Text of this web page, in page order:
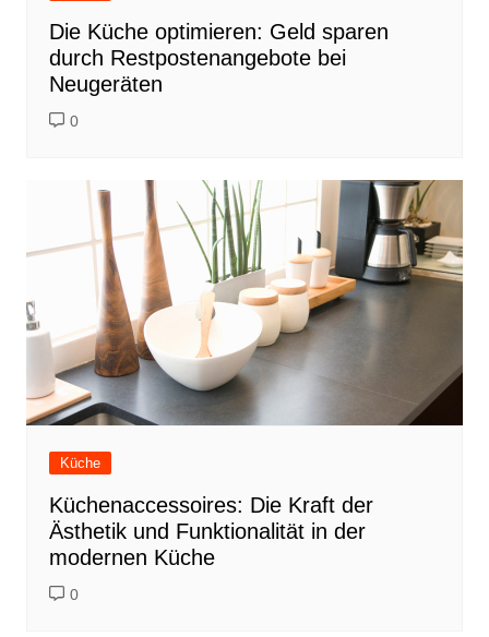
Die Küche optimieren: Geld sparen
durch Restpostenangebote bei
Neugeräten
0
Küche
Küchenaccessoires: Die Kraft der
Ästhetik und Funktionalität in der
modernen Küche
0